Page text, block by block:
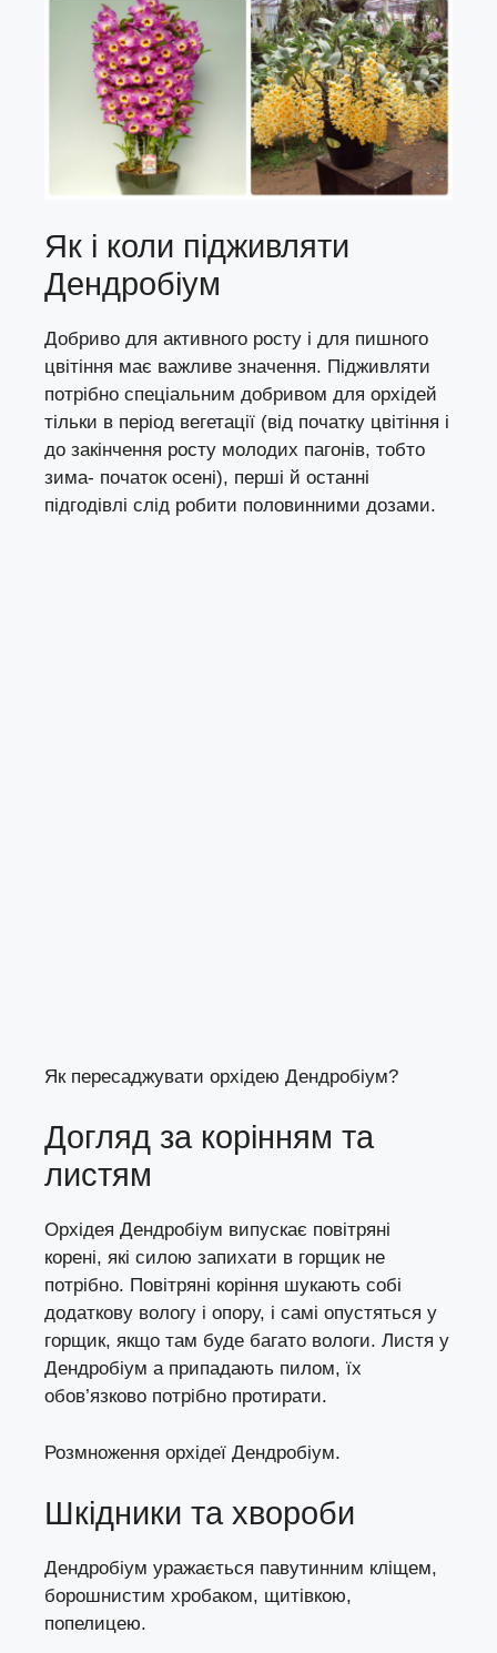
Як і коли підживляти
Дендробіум
Добриво для активного росту і для пишного
цвітіння має важливе значення. Підживляти
потрібно спеціальним добривом для орхідей
тільки в період вегетації (від початку цвітіння і
до закінчення росту молодих пагонів, тобто
зима- початок осені), перші й останні
підгодівлі слід робити половинними дозами.
Як пересаджувати орхідею Дендробіум?
Догляд за корінням та
листям
Орхідея Дендробіум випускає повітряні
корені, які силою запихати в горщик не
потрібно. Повітряні коріння шукають собі
додаткову вологу і опору, і самі опустяться у
горщик, якщо там буде багато вологи. Листя у
Дендробіум а припадають пилом, їх
обов’язково потрібно протирати.
Розмноження орхідеї Дендробіум.
Шкідники та хвороби
Дендробіум уражається павутинним кліщем,
борошнистим хробаком, щитівкою,
попелицею.